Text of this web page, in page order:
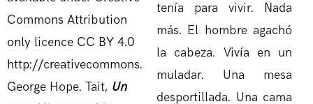
George Hope. Tait, Un
tenía para vivir. Nada
más. El hombre agachó
la cabeza. Vivía en un
muladar. Una mesa
desportillada. Una cama